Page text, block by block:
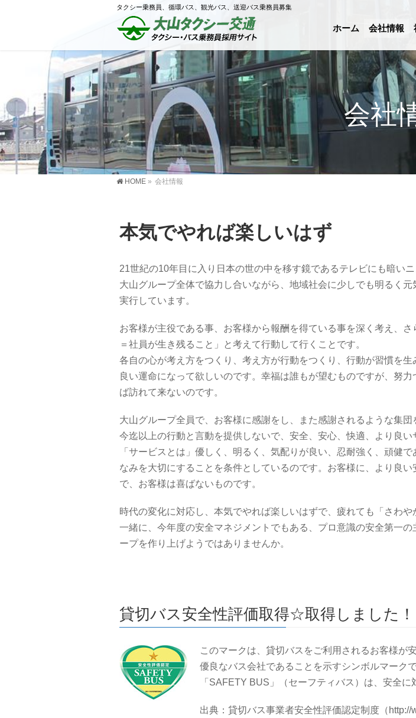
タクシー乗務員、循環バス、観光バス、送迎バス乗務員募集
ホーム 会社情報
会社
HOME » 会社情報
本気でやれば楽しいはず
21世紀の10年目に入り日本の世の中を移す鏡であるテレビにも暗いニ
大山グループ全体で協力し合いながら、地域社会に少しでも明るく元
実行しています。
お客様が主役である事、お客様から報酬を得ている事を深く考え、さ
＝社員が生き残ること」と考えて行動して行くことです。
各自の心が考え方をつくり、考え方が行動をつくり、行動が習慣を生
良い運命になって欲しいのです。幸福は誰もが望むものですが、努
ば訪れて来ないのです。
大山グループ全員で、お客様に感謝をし、また感謝されるような集団
今迄以上の行動と言動を提供しないで、安全、安心、快適、より良い
「サービスとは」優しく、明るく、気配りが良い、忍耐強く、頑健
なみを大切にすることを条件としているのです。お客様に、より良
で、お客様は喜ばないものです。
時代の変化に対応し、本気でやれば楽しいはずで、疲れても「さわや
一緒に、今年度の安全マネジメントでもある、プロ意識の安全第一
ープを作り上げようではありませんか。
貸切バス安全性評価取得☆取得しました！
このマークは、貸切バスをご利用されるお客様が
優良なバス会社であることを示すシンボルマークで
「SAFETY BUS」（セーフティバス）は、安全
出典：貸切バス事業者安全性評価認定制度（http://